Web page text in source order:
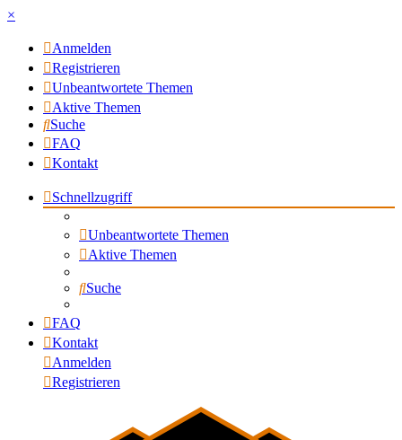
×
Anmelden
Registrieren
Unbeantwortete Themen
Aktive Themen
Suche
FAQ
Kontakt
Schnellzugriff
Unbeantwortete Themen
Aktive Themen
Suche
FAQ
Kontakt
Anmelden
Registrieren